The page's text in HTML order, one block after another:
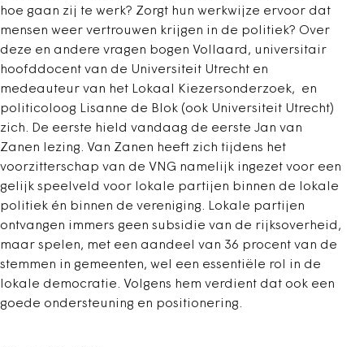
hoe gaan zij te werk? Zorgt hun werkwijze ervoor dat
mensen weer vertrouwen krijgen in de politiek? Over
deze en andere vragen bogen Vollaard, universitair
hoofddocent van de Universiteit Utrecht en
medeauteur van het Lokaal Kiezersonderzoek, en
politicoloog Lisanne de Blok (ook Universiteit Utrecht)
zich. De eerste hield vandaag de eerste Jan van
Zanen lezing. Van Zanen heeft zich tijdens het
voorzitterschap van de VNG namelijk ingezet voor een
gelijk speelveld voor lokale partijen binnen de lokale
politiek én binnen de vereniging. Lokale partijen
ontvangen immers geen subsidie van de rijksoverheid,
maar spelen, met een aandeel van 36 procent van de
stemmen in gemeenten, wel een essentiële rol in de
lokale democratie. Volgens hem verdient dat ook een
goede ondersteuning en positionering.